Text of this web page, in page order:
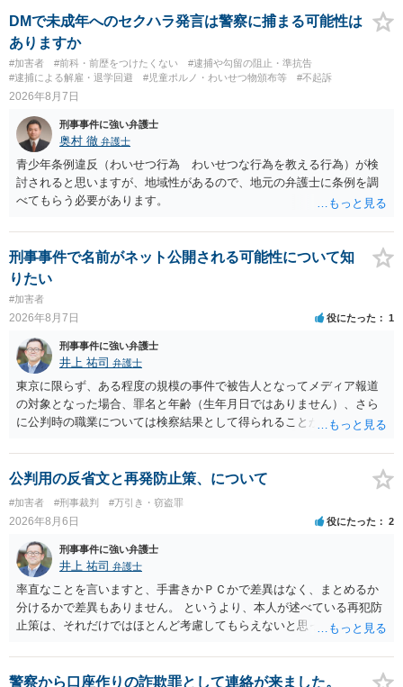
故意があると判断されることは無いかと思います。 ②逮捕、呼び出し
の可能性 この行為により、痴漢やその他の犯罪を犯したとして、逮
捕、呼び出しされる可能性はどれほどでしょうか？ 誤って当たってし
まっただけであり、さらにその場で女性等のアクションが無かったこ
とからすると、この後に呼び出される可能性は極めて低いと思いま
能性があると考えれば良いのでしょうか？ 逮捕や呼び出しの可能性は
極めて低いと思います。 連絡が来ることはないでしょう。
DMで未成年へのセクハラ発言は警察に捕まる可能性は
ありますか
#加害者 #前科・前歴をつけたくない
#逮捕や勾留の阻止・準抗告
#逮捕による解雇・退学回避
#児童ポルノ・わいせつ物頒布等 #不起訴
2026年8月7日
刑事事件に強い弁護士
奥村 徹 弁護士
青少年条例違反（わいせつ行為 わいせつな行為を教える行為）が検
討されると思いますが、地域性があるので、地元の弁護士に条例を調
べてもらう必要があります。
刑事事件で名前がネット公開される可能性について知
りたい
#加害者
2026年8月7日 役にたった 1
刑事事件に強い弁護士
井上 祐司 弁護士
東京に限らず、ある程度の規模の事件で被告人となってメディア報道
の対象となった場合、罪名と年齢（生年月日ではありません）、さら
に公判時の職業については検察結果として得られることが通常です。
公判用の反省文と再発防止策、について
#加害者 #刑事裁判 #万引き・窃盗罪
2026年8月6日 役にたった 2
刑事事件に強い弁護士
井上 祐司 弁護士
率直なことを言いますと、手書きかＰＣかで差異はなく、まとめるか
分けるかで差異もありません。 というより、本人が述べている再犯防
止策は、それだけではほとんど考慮してもらえないと思った方が良い
やカウンセリング・治療の内容 ・利用している再犯防止策（例えば保
護観察所と連携した職業支援の内容や具体的な就労・監督状況） ・監
警察から口座作りの詐欺罪として連絡が来ました。